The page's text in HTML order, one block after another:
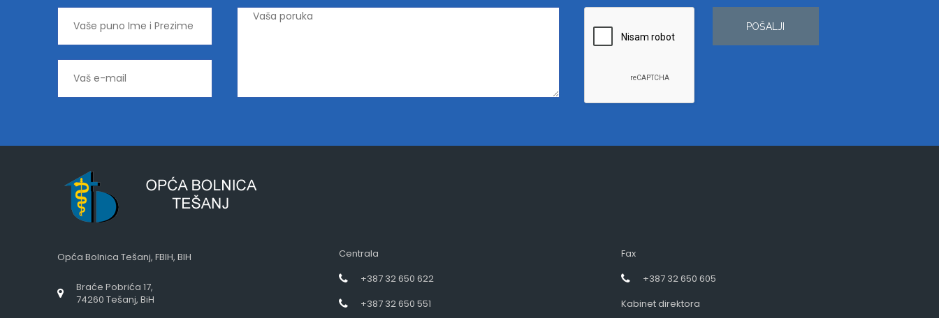
POŠALJI
Opća Bolnica Tešanj, FBIH, BIH
Braće Pobrića 17,
74260 Tešanj, BiH
Centrala
+387 32 650 622
+387 32 650 551
Fax
+387 32 650 605
Kabinet direktora